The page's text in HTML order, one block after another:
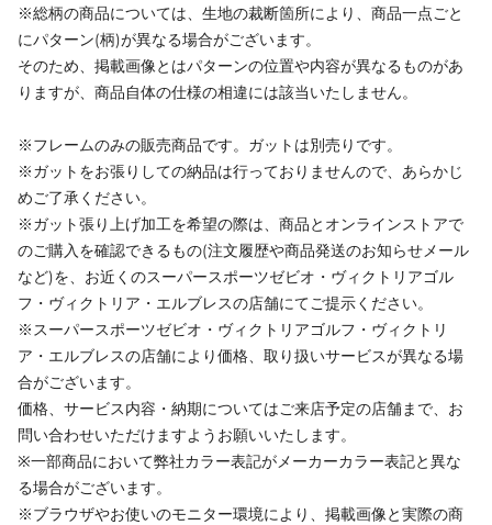
※総柄の商品については、生地の裁断箇所により、商品一点ごと
にパターン(柄)が異なる場合がございます。
そのため、掲載画像とはパターンの位置や内容が異なるものがあ
りますが、商品自体の仕様の相違には該当いたしません。
※フレームのみの販売商品です。ガットは別売りです。
※ガットをお張りしての納品は行っておりませんので、あらかじ
めご了承ください。
※ガット張り上げ加工を希望の際は、商品とオンラインストアで
のご購入を確認できるもの(注文履歴や商品発送のお知らせメール
など)を、お近くのスーパースポーツゼビオ・ヴィクトリアゴル
フ・ヴィクトリア・エルブレスの店舗にてご提示ください。
※スーパースポーツゼビオ・ヴィクトリアゴルフ・ヴィクトリ
ア・エルブレスの店舗により価格、取り扱いサービスが異なる場
合がございます。
価格、サービス内容・納期についてはご来店予定の店舗まで、お
問い合わせいただけますようお願いいたします。
※一部商品において弊社カラー表記がメーカーカラー表記と異な
る場合がございます。
※ブラウザやお使いのモニター環境により、掲載画像と実際の商